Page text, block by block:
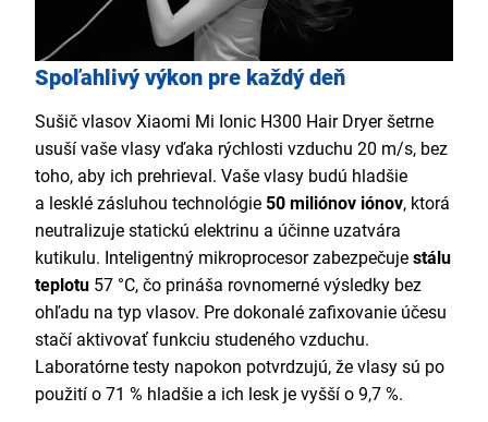
Spoľahlivý výkon pre každý deň
Sušič vlasov Xiaomi Mi Ionic H300 Hair Dryer šetrne
usuší vaše vlasy vďaka rýchlosti vzduchu 20 m/s, bez
toho, aby ich prehrieval. Vaše vlasy budú hladšie
a lesklé zásluhou technológie 50 miliónov iónov, ktorá
neutralizuje statickú elektrinu a účinne uzatvára
kutikulu. Inteligentný mikroprocesor zabezpečuje stálu
teplotu 57 °C, čo prináša rovnomerné výsledky bez
ohľadu na typ vlasov. Pre dokonalé zafixovanie účesu
stačí aktivovať funkciu studeného vzduchu.
Laboratórne testy napokon potvrdzujú, že vlasy sú po
použití o 71 % hladšie a ich lesk je vyšší o 9,7 %.